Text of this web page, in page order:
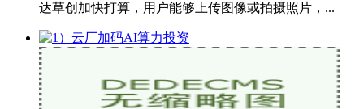
达草创加快打算，用户能够上传图像或拍摄照片，...